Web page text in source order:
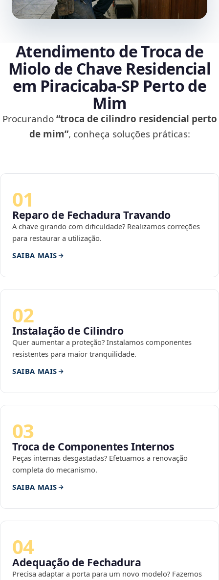
Atendimento de Troca de
Miolo de Chave Residencial
em Piracicaba‑SP Perto de
Mim
Procurando“troca de cilindro residencial perto
de mim”, conheça soluções práticas:
01
Reparo de Fechadura Travando
A chave girando com dificuldade? Realizamos correções
para restaurar a utilização.
SAIBA MAIS
02
Instalação de Cilindro
Quer aumentar a proteção? Instalamos componentes
resistentes para maior tranquilidade.
SAIBA MAIS
03
Troca de Componentes Internos
Peças internas desgastadas? Efetuamos a renovação
completa do mecanismo.
SAIBA MAIS
04
Adequação de Fechadura
Precisa adaptar a porta para um novo modelo? Fazemos